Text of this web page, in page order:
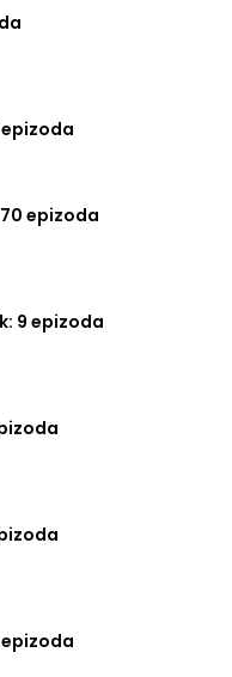
epizoda
epizoda
9 epizoda
epizoda